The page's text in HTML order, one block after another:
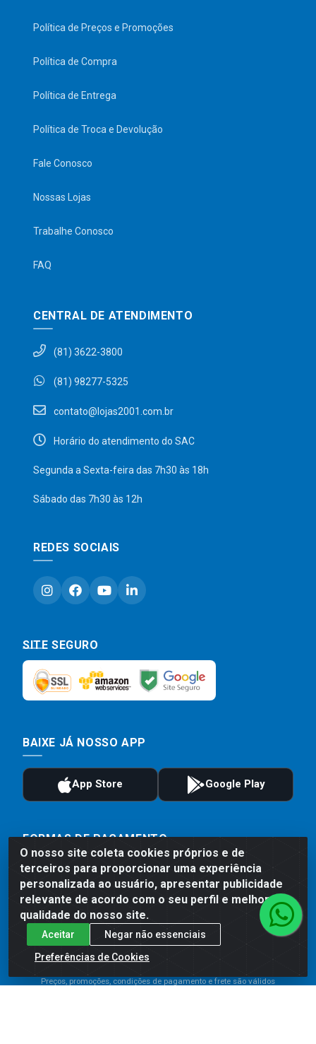
O nosso site coleta cookies próprios e de
terceiros para proporcionar uma experiência
personalizada ao usuário, apresentar publicidade
relevante de acordo com o seu perfil e melhorar a
qualidade do nosso site.
Aceitar
Negar não essenciais
Preferências de Cookies
Política de Preços e Promoções
Política de Compra
Política de Entrega
Política de Troca e Devolução
Fale Conosco
Nossas Lojas
Trabalhe Conosco
FAQ
CENTRAL DE ATENDIMENTO
(81) 3622-3800
(81) 98277-5325
contato@lojas2001.com.br
Horário do atendimento do SAC
Segunda a Sexta-feira das 7h30 às 18h
Sábado das 7h30 às 12h
REDES SOCIAIS
SITE SEGURO
BAIXE JÁ NOSSO APP
FORMAS DE PAGAMENTO
Preços, promoções, condições de pagamento e frete são válidos